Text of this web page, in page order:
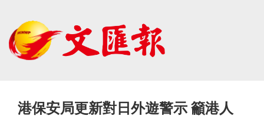
港保安局更新對日外遊警示 籲港人